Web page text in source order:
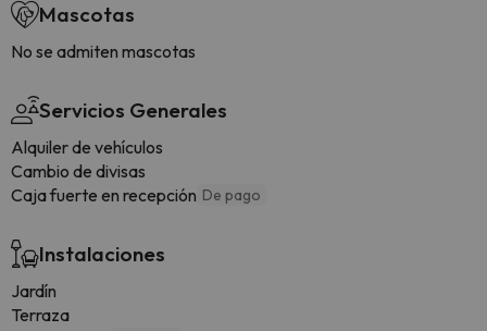
Mascotas
No se admiten mascotas
Servicios Generales
Alquiler de vehículos
Cambio de divisas
Caja fuerte en recepción De pago
Instalaciones
Jardín
Terraza